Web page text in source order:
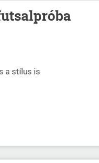
a stílus is